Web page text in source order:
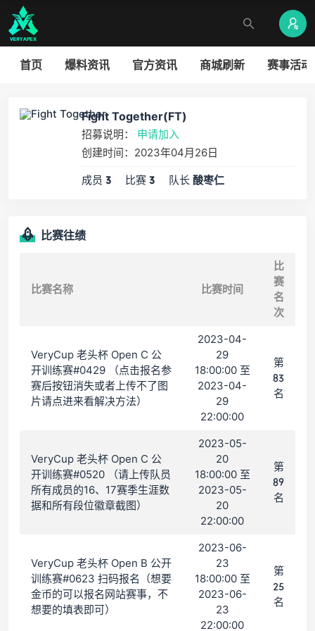
首页 爆料资讯 官方资讯 商城刷新 赛事活动
Fight Together(FT)
招募说明： 申请加入
创建时间：2023年04月26日
成员 3 比赛 3 队长 酸枣仁
比赛往绩
比赛名称 比赛时间
比
赛
名
次
VeryCup 老头杯 Open C 公
开训练赛#0429 （点击报名参
赛后按钮消失或者上传不了图
片请点进来看解决方法）
2023-04-
29
18:00:00 至
2023-04-
29
22:00:00
第
83
名
VeryCup 老头杯 Open C 公
开训练赛#0520 （请上传队员
所有成员的16、17赛季生涯数
据和所有段位徽章截图）
2023-05-
20
18:00:00 至
2023-05-
20
22:00:00
第
89
名
VeryCup 老头杯 Open B 公开
训练赛#0623 扫码报名（想要
金币的可以报名网站赛事，不
想要的填表即可）
2023-06-
23
18:00:00 至
2023-06-
23
22:00:00
第
25
名